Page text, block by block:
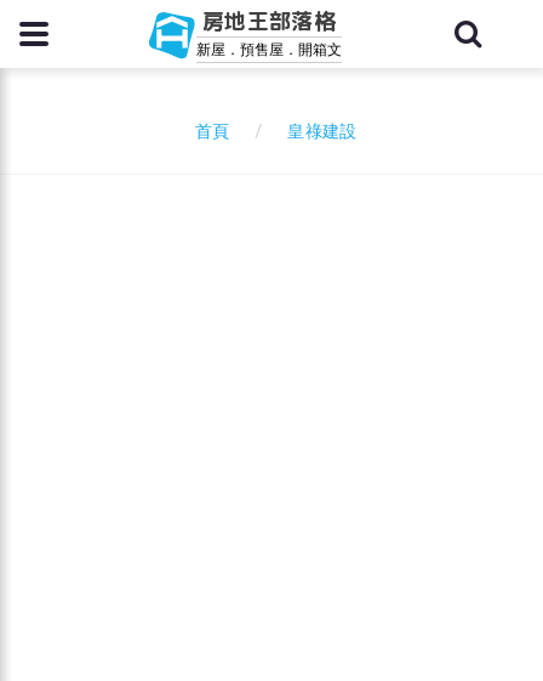
房地王部落格
新屋．預售屋．開箱文
首頁 皇祿建設